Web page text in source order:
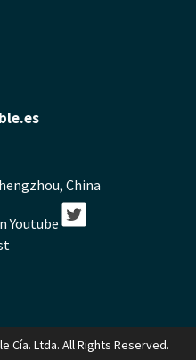
China
Cía. Ltda. All Rights Reserved.